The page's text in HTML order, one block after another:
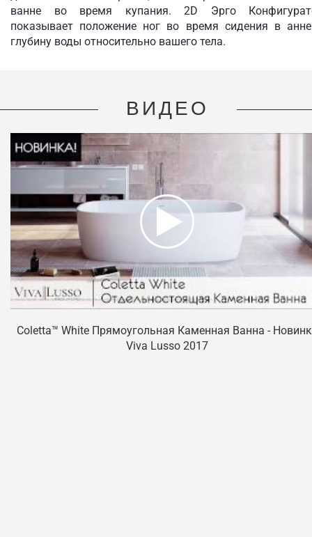
ванне во время купания. 2D Эрго
показывает положение ног во время сидения в
глубину воды относительно вашего тела.
ВИДЕО
Coletta™ White Прямоугольная Каменная Ванна -
Viva Lusso 2017